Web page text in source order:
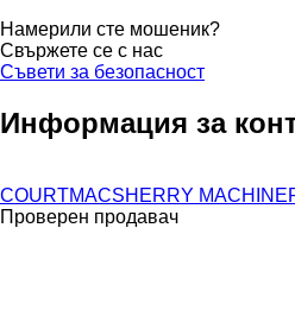
Намерили сте мошеник?
Свържете се с нас
Съвети за безопасност
Информация за
COURTMACSHERRY
Проверен продавач